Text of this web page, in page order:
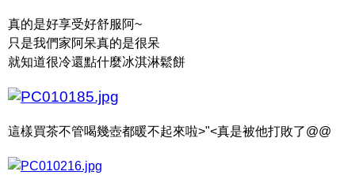
真的是好享受好舒服阿~
只是我們家阿呆真的是很呆
就知道很冷還點什麼冰淇淋鬆餅
這樣買茶不管喝幾壺都暖不起來啦>"<真是被他打敗了@@